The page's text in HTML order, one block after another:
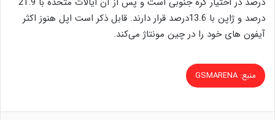
درصد و ژاپن با 13.6درصد قرار دارند. قابل ذکر است اپل هنوز اکثر
آیفون های خود را در چین مونتاژ می‌کند.
منبع: GSMARENA